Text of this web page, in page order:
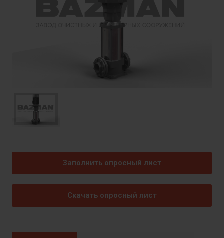
Заполнить опросный лист
Скачать опросный лист